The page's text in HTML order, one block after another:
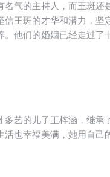
名气的主持人，而王斑还
信王斑的才华和潜力，坚
。他们的婚姻已经走过了
艺的儿子王梓涵，继承
活也幸福美满，她用自己